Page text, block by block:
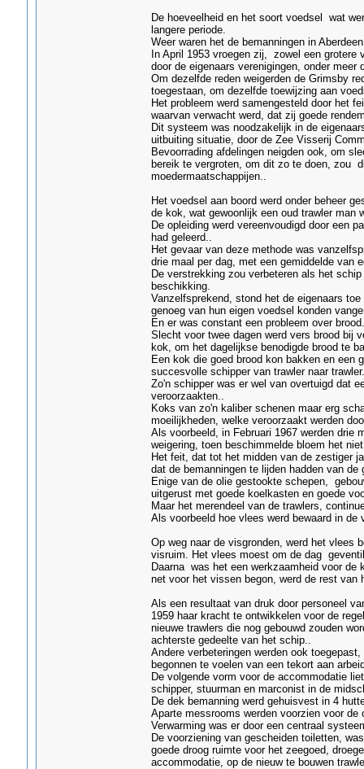
De hoeveelheid en het soort voedsel wat
langere periode.
Weer waren het de bemanningen in
In April 1953 vroegen zij, zowel een
door de eigenaars verenigingen, onder
Om dezelfde reden weigerden de Grimsby
toegestaan, om dezelfde toewijzing aan
Het probleem werd samengesteld door het
waarvan verwacht werd, dat zij goede
Dit systeem was noodzakelijk in de
uitbuiting situatie, door de Zee Visserij
Bevoorrading afdelingen neigden ook, om
bereik te vergroten, om dit zo te doen, zou
moedermaatschappijen..
Het voedsel aan boord werd onder beheer
de kok, wat gewoonlijk een oud trawler man
De opleiding werd vereenvoudigd door een
had geleerd..
Het gevaar van deze methode was
drie maal per dag, met een gemiddelde van
De verstrekking zou verbeteren als het
beschikking.
Vanzelfsprekend, stond het de eigenaars
genoeg van hun eigen voedsel konden
En er was constant een probleem over brood.
Slecht voor twee dagen werd vers brood bij
kok, om het dagelijkse benodigde brood te
Een kok die goed brood kon bakken en een
succesvolle schipper van trawler naar trawler.
Zo'n schipper was er wel van overtuigd dat
veroorzaakten..
Koks van zo'n kaliber schenen maar erg
moeilijkheden, welke veroorzaakt werden
Als voorbeeld, in Februari 1967 werden
weigering, toen beschimmelde bloem het
Het feit, dat tot het midden van de zestiger
dat de bemanningen te lijden hadden van
Enige van de olie gestookte schepen,
uitgerust met goede koelkasten en goede
Maar het merendeel van de trawlers,
Als voorbeeld hoe vlees werd bewaard in
Op weg naar de visgronden, werd het vlees
visruim. Het vlees moest om de dag
Daarna was het een werkzaamheid voor
net voor het vissen begon, werd de rest van
Als een resultaat van druk door personeel
1959 haar kracht te ontwikkelen voor de
nieuwe trawlers die nog gebouwd zouden
achterste gedeelte van het schip..
Andere verbeteringen werden ook
begonnen te voelen van een tekort aan
De volgende vorm voor de accommodatie
schipper, stuurman en marconist in de
De dek bemanning werd gehuisvest in 4
Aparte messrooms werden voorzien voor
Verwarming was er door een centraal
De voorziening van gescheiden toiletten,
goede droog ruimte voor het zeegoed,
accommodatie, op de nieuw te bouwen